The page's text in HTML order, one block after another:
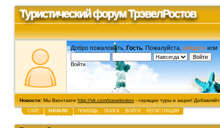
Туристический форум ТрэвелРостов
Добро пожаловать, Гость . Пожалуйста, войдите или
Войти
Новости: Мы Вконтакте http://vk.com/travelrostov - горящие туры и акции!
САЙТ НАЧАЛО ПОМОЩЬ ПОИСК ВОЙТИ РЕГИСТРАЦИЯ